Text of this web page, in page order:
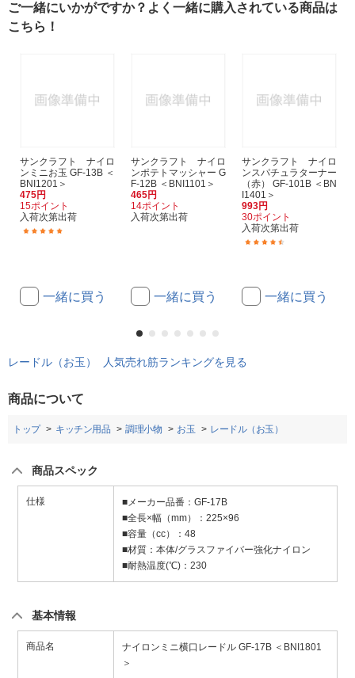
ご一緒にいかがですか？よく一緒に購入されている商品は
こちら！
サンクラフト ナイロ
ンミニお玉 GF-13B ＜
BNI1201＞
475円
15ポイント
入荷次第出荷
一緒に買う
サンクラフト ナイロ
ンポテトマッシャー G
F-12B ＜BNI1101＞
465円
14ポイント
入荷次第出荷
一緒に買う
サンクラフト ナイロ
ンスパチュラターナー
（赤） GF-101B ＜BN
I1401＞
993円
30ポイント
入荷次第出荷
一緒に買う
レードル（お玉） 人気売れ筋ランキングを見る
商品について
トップ キッチン用品 調理小物 お玉 レードル（お玉）
商品スペック
仕様
■メーカー品番：GF-17B
■全長×幅（mm）：225×96
■容量（cc）：48
■材質：本体/グラスファイバー強化ナイロン
■耐熱温度(℃)：230
基本情報
商品名
ナイロンミニ横口レードル GF-17B ＜BNI1801
＞